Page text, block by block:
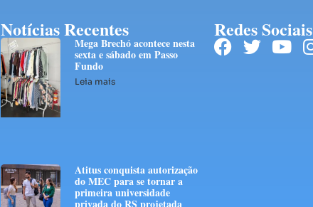
Notícias Recentes
Mega Brechó acontece nesta
sexta e sábado em Passo
Fundo
Leia mais
Atitus conquista autorização
do MEC para se tornar a
primeira universidade
privada do RS projetada
Redes Sociais